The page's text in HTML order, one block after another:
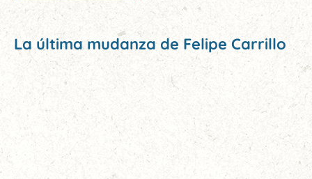
La última mudanza de Felipe Carrillo